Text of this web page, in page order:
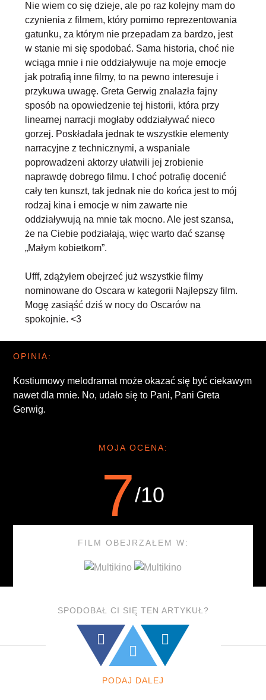
Nie wiem co się dzieje, ale po raz kolejny mam do
czynienia z filmem, który pomimo reprezentowania
gatunku, za którym nie przepadam za bardzo, jest
w stanie mi się spodobać. Sama historia, choć nie
wciąga mnie i nie oddziaływuje na moje emocje
jak potrafią inne filmy, to na pewno interesuje i
przykuwa uwagę. Greta Gerwig znalazła fajny
sposób na opowiedzenie tej historii, która przy
linearnej narracji mogłaby oddziaływać nieco
gorzej. Poskładała jednak te wszystkie elementy
narracyjne z technicznymi, a wspaniale
poprowadzeni aktorzy ułatwili jej zrobienie
naprawdę dobrego filmu. I choć potrafię docenić
cały ten kunszt, tak jednak nie do końca jest to mój
rodzaj kina i emocje w nim zawarte nie
oddziaływują na mnie tak mocno. Ale jest szansa,
że na Ciebie podziałają, więc warto dać szansę
„Małym kobietkom”.
Ufff, zdążyłem obejrzeć już wszystkie filmy
nominowane do Oscara w kategorii Najlepszy film.
Mogę zasiąść dziś w nocy do Oscarów na
spokojnie. <3
OPINIA:
Kostiumowy melodramat może okazać się być ciekawym
nawet dla mnie. No, udało się to Pani, Pani Greta
Gerwig.
MOJA OCENA:
7/10
FILM OBEJRZAŁEM W:
SPODOBAŁ CI SIĘ TEN ARTYKUŁ?
PODAJ DALEJ